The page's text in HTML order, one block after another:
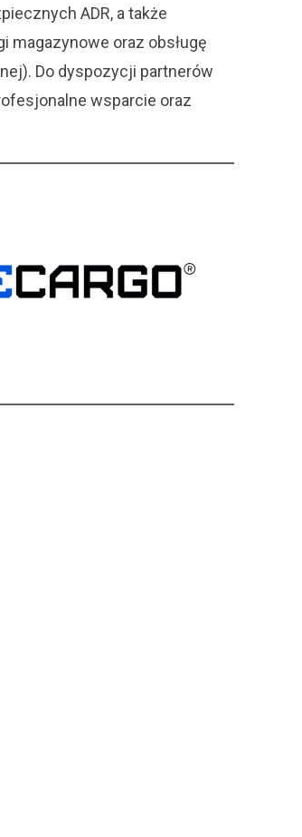
ADR, a także
magazynowe oraz obsługę
Do dyspozycji partnerów
wsparcie oraz